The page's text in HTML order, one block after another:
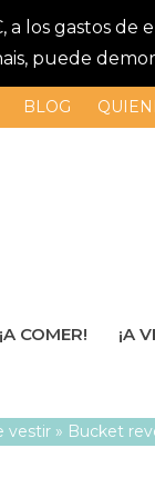
a los gastos
puede
BLOG
¡A COMER! ¡A
vestir » Bucket